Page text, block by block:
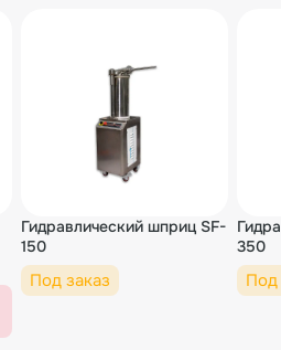
Гидравлический шприц SF-
150
Под заказ
350
Под